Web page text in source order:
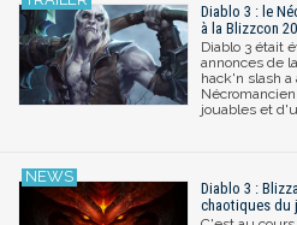
Diablo 3 : le
à la Blizzcon
Diablo 3 était
annonces de
hack'n slash
jouables et
Diablo 3 :
chaotiques du